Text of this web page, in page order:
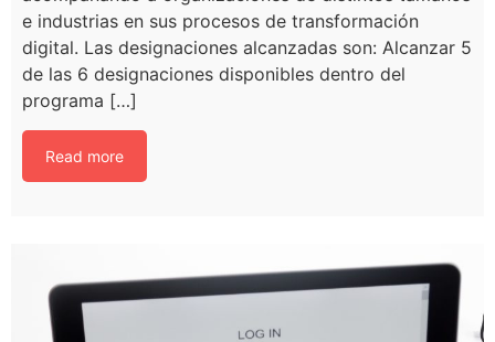
e industrias en sus procesos de transformación
digital. Las designaciones alcanzadas son: Alcanzar 5
de las 6 designaciones disponibles dentro del
programa […]
Read more